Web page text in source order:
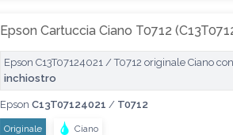
Epson Cartuccia Ciano T0712
Epson C13T07124021 / T0712 originale Ciano
inchiostro
Epson C13T07124021 / T0712
Originale Ciano